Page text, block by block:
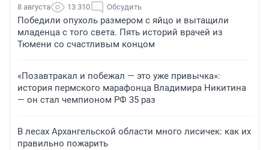
8 августа 13 310 Обсудить
Победили опухоль размером с яйцо и вытащили
младенца с того света. Пять историй врачей из
Тюмени со счастливым концом
«Позавтракал и побежал — это уже привычка»:
история пермского марафонца Владимира Никитина
— он стал чемпионом РФ 35 раз
В лесах Архангельской области много лисичек: как их
правильно пожарить